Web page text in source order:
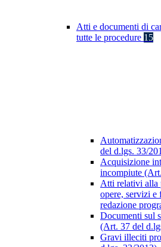
Atti e documenti di
tutte le procedure 15
del d.lgs. 33/
Acquisizione
incompiute
Atti relativi alla
opere, servizi e
redazione
Documenti sul
(Art. 37 del
Gravi illeciti